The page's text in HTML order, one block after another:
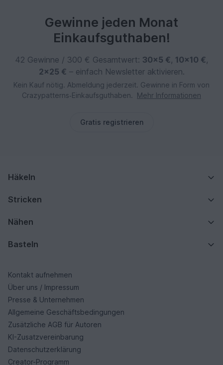
Gewinne jeden Monat
Einkaufsguthaben!
42 Gewinne / 300 € Gesamtwert: 30×5 €, 10×10 €,
2×25 € – einfach Newsletter aktivieren.
Kein Kauf nötig. Abmeldung jederzeit. Gewinne in Form von
Crazypatterns‑Einkaufsguthaben.
Mehr Informationen
Gratis registrieren
Häkeln
Stricken
Nähen
Basteln
Kontakt aufnehmen
Über uns / Impressum
Presse & Unternehmen
Allgemeine Geschäftsbedingungen
Zusätzliche AGB für Autoren
KI-Zusatzvereinbarung
Datenschutzerklärung
Creator-Programm